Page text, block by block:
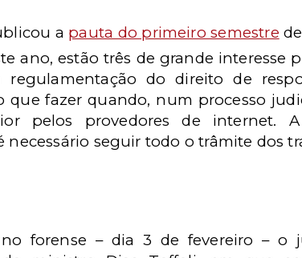
a pauta do primeiro semestre
ano, estão três de grande interesse
do direito de
fazer quando, num processo
pelos provedores de internet.
seguir todo o trâmite dos
forense – dia 3 de fevereiro – o